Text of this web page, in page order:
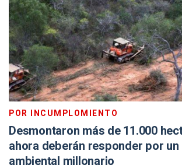
POR INCUMPLOMIENTO
Desmontaron más de 11.000
ahora deberán responder por un
ambiental millonario